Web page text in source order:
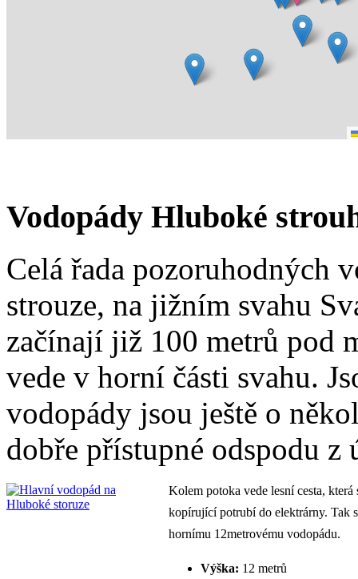
Vodopády Hluboké
Celá řada pozoruhodných
strouze, na jižním svahu
začínají již 100 metrů pod
vede v horní části svahu.
vodopády jsou ještě o
dobře přístupné odspodu z
Kolem potoka vede lesní cesta, která
kopírující potrubí do elektrárny. Tak
hornímu 12metrovému vodopádu.
Výška: 12 metrů